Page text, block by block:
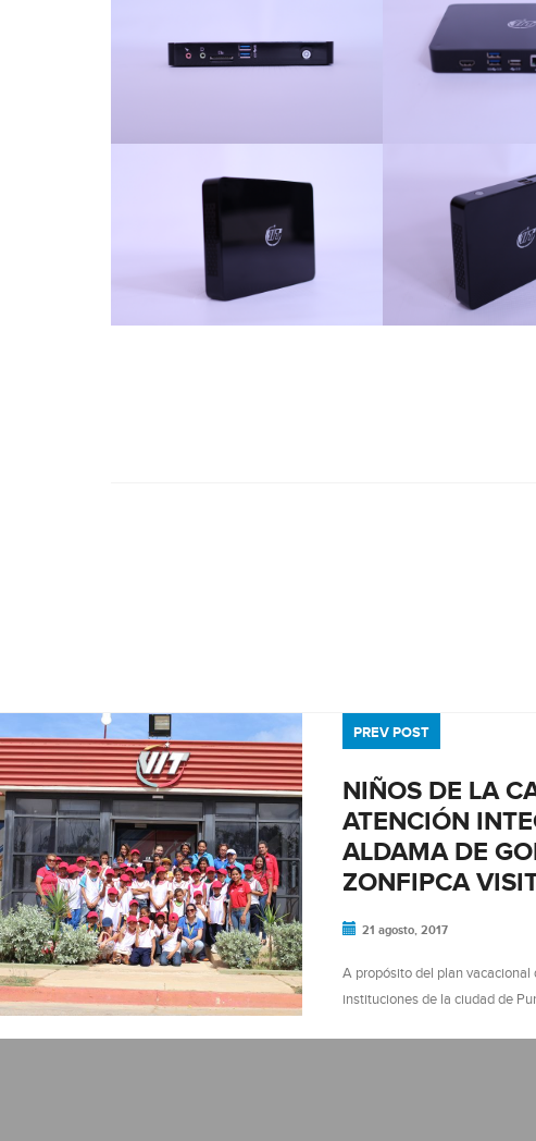
PREV POST
NIÑOS DE LA
ATENCIÓN
ALDAMA DE
ZONFIPCA
21 agosto, 2017
A propósito del plan
instituciones de la ciudad de